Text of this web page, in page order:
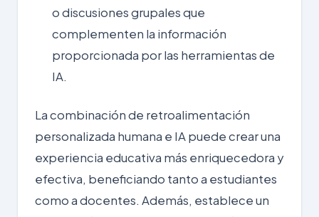
o discusiones grupales que
complementen la información
proporcionada por las herramientas de
IA.
La combinación de retroalimentación
personalizada humana e IA puede crear una
experiencia educativa más enriquecedora y
efectiva, beneficiando tanto a estudiantes
como a docentes. Además, establece un